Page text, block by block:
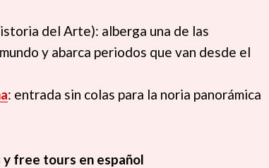
del Arte): alberga una de las
y abarca periodos que van desde el
: entrada sin colas para la noria panorámica
free tours en español